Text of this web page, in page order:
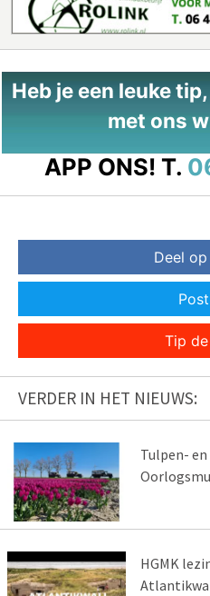
Heb je een leuke
met ons
APP ONS! T.
Deel
Tip
VERDER IN HET NIEUWS:
Tulpen-
HGMK